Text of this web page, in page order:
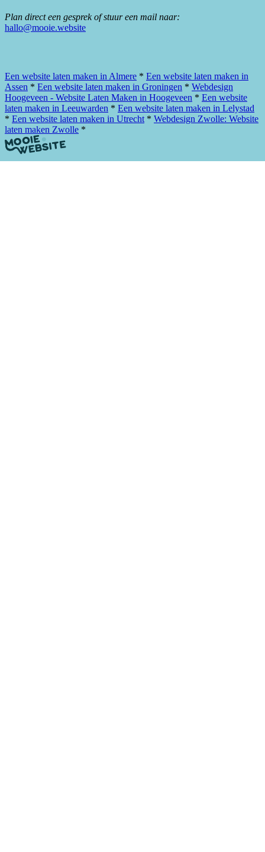
Plan direct een gesprek of stuur een mail naar:
hallo@mooie.website
Een website laten maken in Almere * Een website laten maken in
Assen * Een website laten maken in Groningen * Webdesign
Hoogeveen - Website Laten Maken in Hoogeveen * Een website
laten maken in Leeuwarden * Een website laten maken in Lelystad
* Een website laten maken in Utrecht * Webdesign Zwolle: Website
laten maken Zwolle *